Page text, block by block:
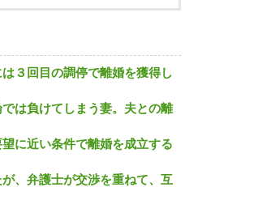
３回目の調停で離婚を獲得し
は負けてしまう妻。夫との離
に近い条件で離婚を成立する
、弁護士が交渉を重ねて、互